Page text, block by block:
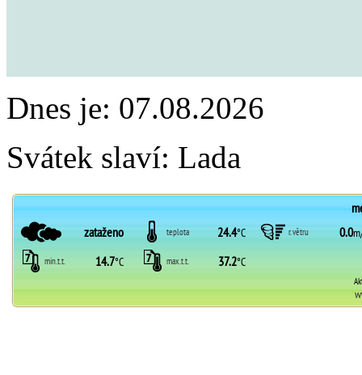
Dnes je: 07.08.2026
Svátek slaví: Lada